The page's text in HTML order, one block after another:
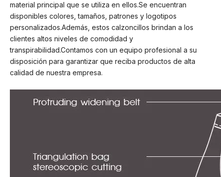
material principal que se utiliza en ellos.Se encuentran
disponibles colores, tamaños, patrones y logotipos
personalizados.Además, estos calzoncillos brindan a los
clientes altos niveles de comodidad y
transpirabilidad.Contamos con un equipo profesional a su
disposición para garantizar que reciba productos de alta
calidad de nuestra empresa.